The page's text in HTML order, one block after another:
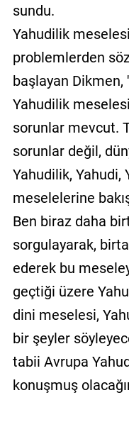
sundu.
Yahudilik
problemlerden
başlayan
Yahudilik
sorunlar mevcut.
sorunlar değil,
Yahudilik, Yahudi,
meselelerine
Ben biraz daha
sorgulayarak,
ederek bu
geçtiği üzere
dini meselesi,
bir şeyler
tabii Avrupa
konuşmuş